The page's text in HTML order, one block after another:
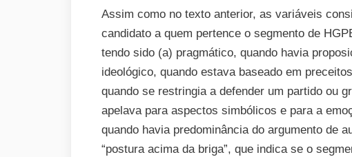
Assim como no texto anterior, as variáveis
candidato a quem pertence o segmento de
tendo sido (a) pragmático, quando havia
ideológico, quando estava baseado em
quando se restringia a defender um partido ou
apelava para aspectos simbólicos e para a
quando havia predominância do argumento de
“postura acima da briga”, que indica se o